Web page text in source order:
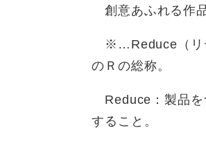
創意あふれる作
※…Reduce（リ
のＲの総称。
Reduce：製品を
すること。